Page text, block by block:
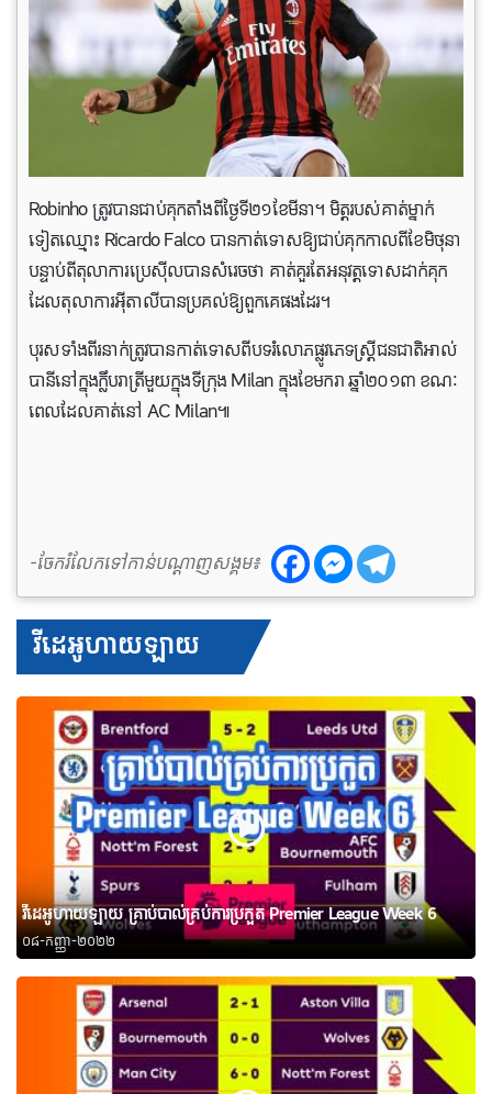
Robinho ត្រូវបានជាប់គុកតាំងពីថ្ងៃទី២១ខែមីនា។ មិត្តរបស់គាត់ម្នាក់
ទៀតឈ្មោះ Ricardo Falco បាន​កាត់ទោសឱ្យជាប់គុកកាលពីខែមិថុនា
បន្ទាប់ពីតុលាការប្រេស៊ីលបានសំរេចថា គាត់គួរតែអនុវត្តទោសដាក់គុក
ដែលតុលាការអ៊ីតាលីបានប្រគល់ឱ្យពួកគេផងដែរ។
បុរសទាំងពីរនាក់ត្រូវបានកាត់ទោសពីបទរំលោភផ្លូវភេទស្ត្រីជនជាតិអាល់
បានីនៅក្នុងក្លឹបរាត្រីមួយក្នុងទីក្រុង Milan ក្នុងខែមករា ឆ្នាំ២០១៣ ខណៈ
ពេលដែលគាត់នៅ AC Milan៕
-ចែករំលែកទៅកាន់បណ្តាញសង្គម៖
វីដេអូហាយឡាយ
វីដេអូហាយឡាយ គ្រាប់បាល់គ្រប់ការប្រកួត Premier League Week 6
០៨-កញ្ញា-២០២២